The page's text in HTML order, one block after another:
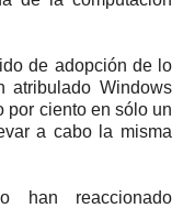
de adopción de lo
atribulado Windows
por ciento en sólo un
a cabo la misma
han reaccionado